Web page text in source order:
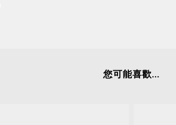
您可能喜歡...